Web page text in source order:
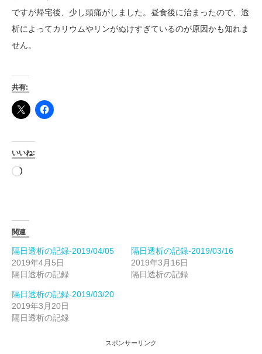
ですが帰宅後、少し頭痛がしました。昼食後に治まったので、透
析によってカリウムやリンがぬけすぎているのが原因かも知れま
せん。
共有:
いいね:
読
関連
隔日透析の記録-2019/04/05
2019年4月5日
隔日透析の記録
隔日透析の記録-2019/03/16
2019年3月16日
隔日透析の記録
隔日透析の記録-2019/03/20
2019年3月20日
隔日透析の記録
スポンサーリンク